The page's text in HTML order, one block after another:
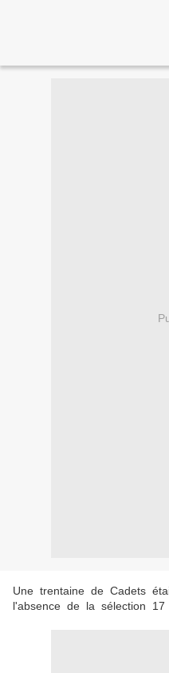
Une trentaine de Cadets
l'absence de la sélection 17